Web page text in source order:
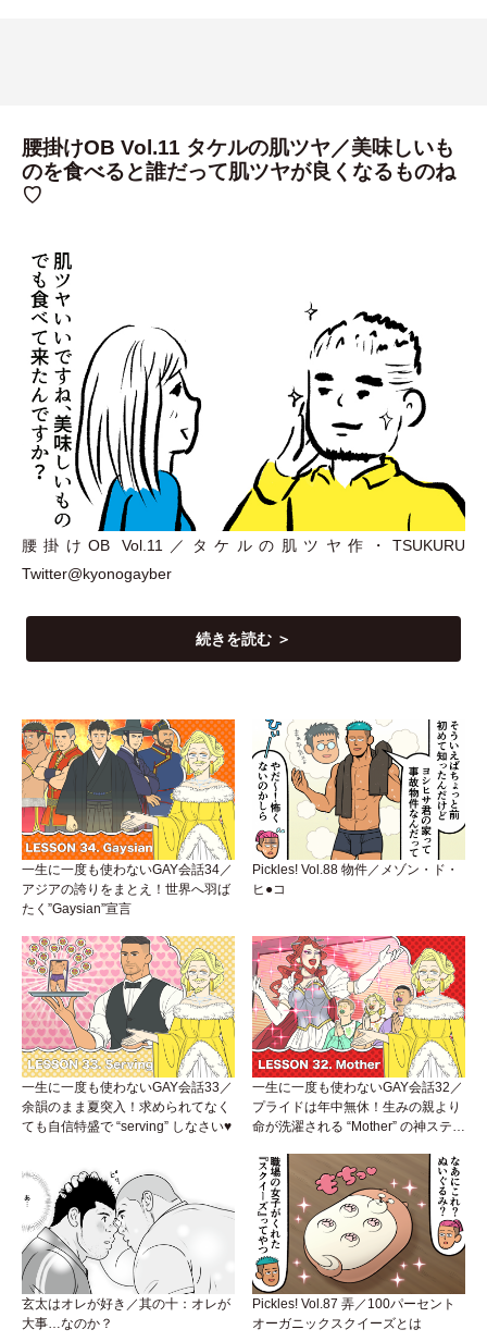
腰掛けOB Vol.11 タケルの肌ツヤ／美味しいも
のを食べると誰だって肌ツヤが良くなるものね
♡
腰掛けOB Vol.11／タケルの肌ツヤ作 ・TSUKURU
Twitter@kyonogayber
続きを読む ＞
一生に一度も使わないGAY会話34／
アジアの誇りをまとえ！世界へ羽ば
たく”Gaysian”宣言
Pickles! Vol.88 物件／メゾン・ド・
ヒ●コ
一生に一度も使わないGAY会話33／
余韻のまま夏突入！求められてなく
ても自信特盛で “serving” しなさい♥
一生に一度も使わないGAY会話32／
プライドは年中無休！生みの親より
命が洗濯される “Mother” の神ステー
玄太はオレが好き／其の十：オレが
大事…なのか？
Pickles! Vol.87 弄／100パーセント
オーガニックスクイーズとは